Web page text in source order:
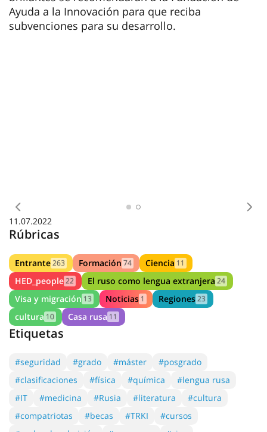
Ayuda a la Innovación para que reciba
subvenciones para su desarrollo.
Anterior
11.07.2022
Rúbricas
Entrante263 Formación 74 Ciencia 11
HED_people22 El ruso como lengua extranjera 24
Visa y migración 13 Noticias 1 Regiones23
cultura 10 Casa rusa 11
Etiquetas
#seguridad #grado #máster
#posgrado
#clasificaciones
#física #química
#lengua rusa
#IT
#medicina #Rusia #literatura
#cultura
#compatriotas
#becas #TRKI
#cursos